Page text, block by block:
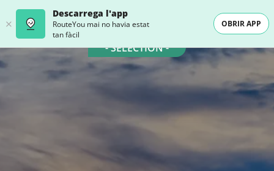
Descarrega l'app
RouteYou mai no havia estat
tan fàcil
OBRIR APP
- SELECTION -